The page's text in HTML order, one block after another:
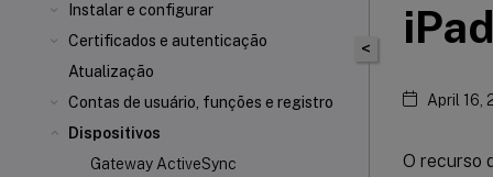
Instalar e configurar
Certificados e autenticação
Atualização
Contas de usuário, funções e registro
Dispositivos
Gateway ActiveSync
<
April 16,
O recurso